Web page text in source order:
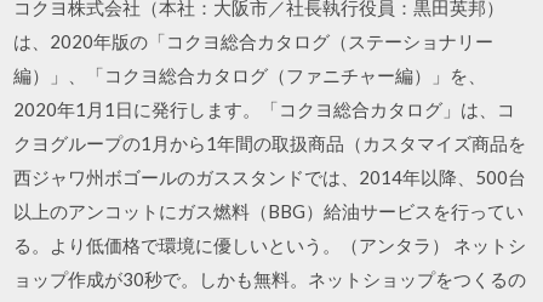
コクヨ株式会社（本社：大阪市／社長執行役員：黒田英邦）
は、2020年版の「コクヨ総合カタログ（ステーショナリー
編）」、「コクヨ総合カタログ（ファニチャー編）」を、
2020年1月1日に発行します。「コクヨ総合カタログ」は、コ
クヨグループの1月から1年間の取扱商品（カスタマイズ商品を
西ジャワ州ボゴールのガススタンドでは、2014年以降、500台
以上のアンコットにガス燃料（BBG）給油サービスを行ってい
る。より低価格で環境に優しいという。（アンタラ） ネットシ
ョップ作成が30秒で。しかも無料。ネットショップをつくるの